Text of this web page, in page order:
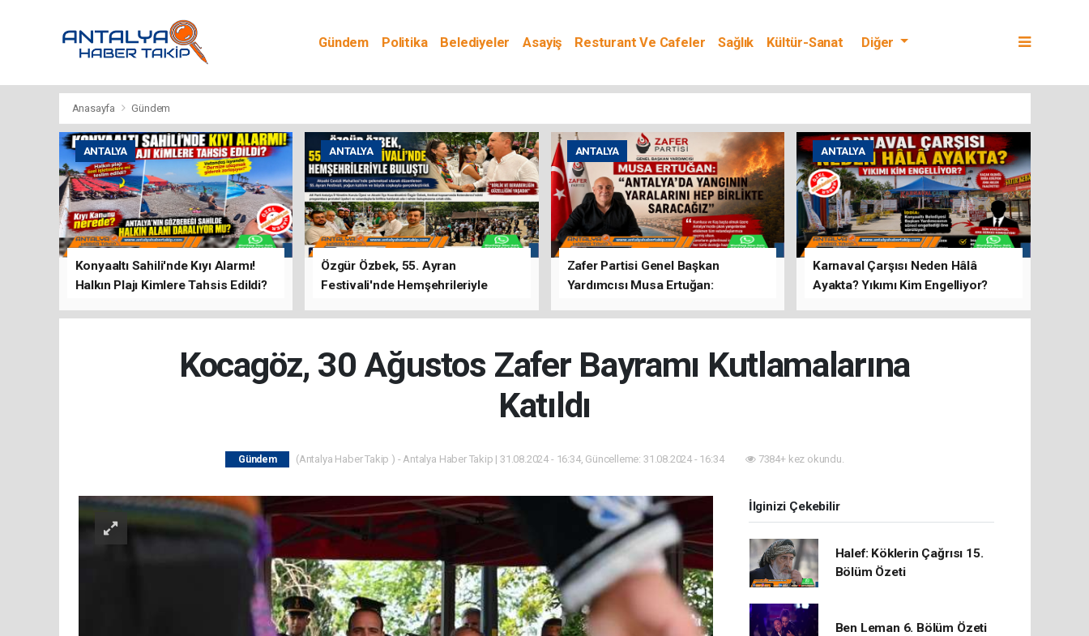
Gündem Politika Belediyeler Asayiş Resturant Ve Cafeler Sağlık
Kültür-Sanat
Diğer
Anasayfa Gündem
ANTALYA
Konyaaltı Sahili'nde Kıyı Alarmı!
Halkın Plajı Kimlere Tahsis Edildi?
ANTALYA
Özgür Özbek, 55. Ayran
Festivali'nde Hemşehrileriyle
ANTALYA
Zafer Partisi Genel Başkan
Yardımcısı Musa Ertuğan:
ANTALYA
Karnaval Çarşısı Neden Hâlâ
Ayakta? Yıkımı Kim Engelliyor?
Kocagöz, 30 Ağustos Zafer Bayramı Kutlamalarına
Katıldı
Gündem (Antalya Haber Takip ) - Antalya Haber Takip | 31.08.2024 - 16:34, Güncelleme: 31.08.2024 - 16:34 7384+ kez okundu.
İlginizi Çekebilir
Halef: Köklerin Çağrısı 15.
Bölüm Özeti
Ben Leman 6. Bölüm Özeti